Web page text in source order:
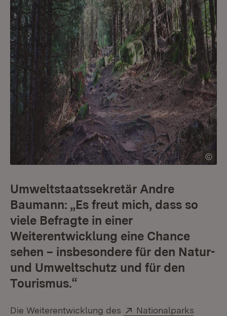
Umweltstaatssekretär Andre
Baumann: „Es freut mich, dass so
viele Befragte in einer
Weiterentwicklung eine Chance
sehen – insbesondere für den Natur-
und Umweltschutz und für den
Tourismus.“
Die Weiterentwicklung des Extern:
Nationalparks